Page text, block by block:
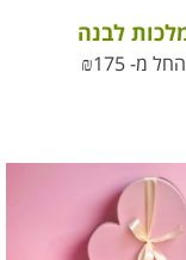
לבנה
החל מ- ₪175